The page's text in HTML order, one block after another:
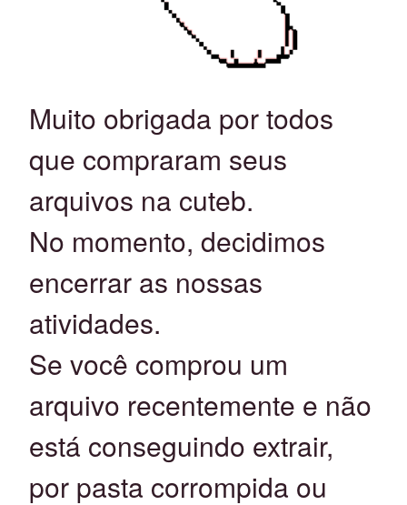
Muito obrigada por todos
que compraram seus
arquivos na cuteb.
No momento, decidimos
encerrar as nossas
atividades.
Se você comprou um
arquivo recentemente e não
está conseguindo extrair,
por pasta corrompida ou